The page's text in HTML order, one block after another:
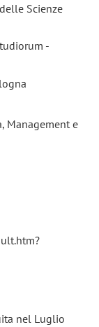
Scienze
-
Management e
nel Luglio